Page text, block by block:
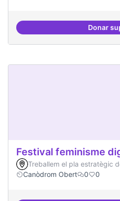
Donar
Festival feminisme
Treballem el pla estratègic
Canòdrom Obert
0 0